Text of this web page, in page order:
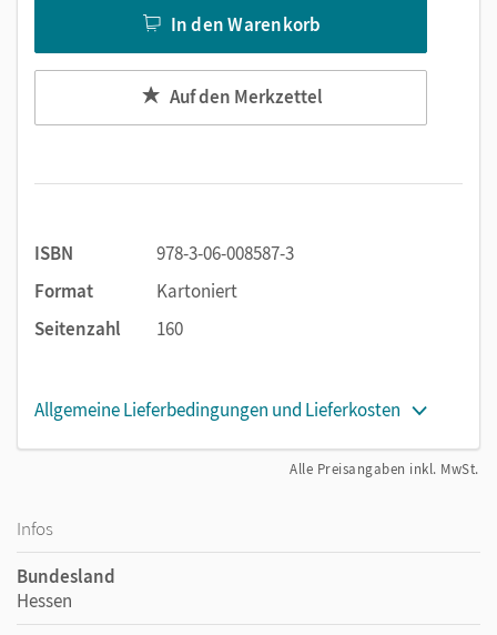
In den Warenkorb
Auf den Merkzettel
ISBN
978-3-06-008587-3
Format
Kartoniert
Seitenzahl
160
Allgemeine Lieferbedingungen und Lieferkosten
Alle Preisangaben inkl. MwSt.
Infos
Bundesland
Hessen